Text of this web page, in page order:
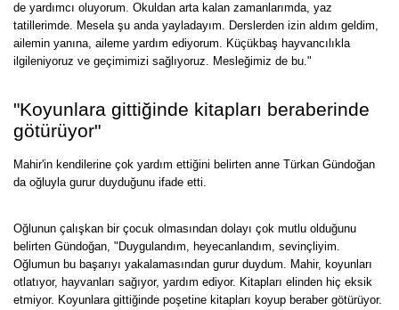
de yardımcı oluyorum. Okuldan arta kalan zamanlarımda, yaz
tatillerimde. Mesela şu anda yayladayım. Derslerden izin aldım geldim,
ailemin yanına, aileme yardım ediyorum. Küçükbaş hayvancılıkla
ilgileniyoruz ve geçimimizi sağlıyoruz. Mesleğimiz de bu."
"Koyunlara gittiğinde kitapları beraberinde
götürüyor"
Mahir'in kendilerine çok yardım ettiğini belirten anne Türkan Gündoğan
da oğluyla gurur duyduğunu ifade etti.
Oğlunun çalışkan bir çocuk olmasından dolayı çok mutlu olduğunu
belirten Gündoğan, "Duygulandım, heyecanlandım, sevinçliyim.
Oğlumun bu başarıyı yakalamasından gurur duydum. Mahir, koyunları
otlatıyor, hayvanları sağıyor, yardım ediyor. Kitapları elinden hiç eksik
etmiyor. Koyunlara gittiğinde poşetine kitapları koyup beraber götürüyor.